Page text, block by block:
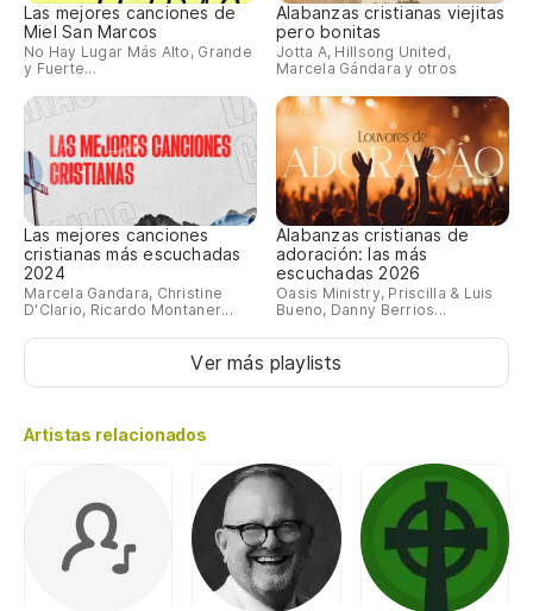
Las mejores canciones de
Miel San Marcos
No Hay Lugar Más Alto, Grande
y Fuerte...
Alabanzas cristianas viejitas
pero bonitas
Jotta A, Hillsong United,
Marcela Gándara y otros
Las mejores canciones
cristianas más escuchadas
2024
Marcela Gandara, Christine
D'Clario, Ricardo Montaner...
Alabanzas cristianas de
adoración: las más
escuchadas 2026
Oasis Ministry, Priscilla & Luis
Bueno, Danny Berrios...
Ver más playlists
Artistas relacionados